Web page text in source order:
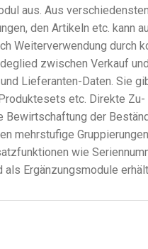
aus. Aus
den Artikeln etc. kann
Weiterverwendung durch
zwischen Verkauf
Lieferanten-Daten. Sie
etc. Direkte Zu-
Bewirtschaftung der
mehrstufige
wie
Ergänzungsmodule